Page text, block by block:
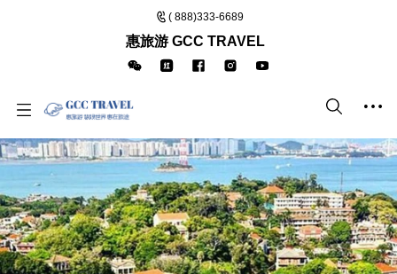
( 888)333-6689
惠旅游 GCC TRAVEL